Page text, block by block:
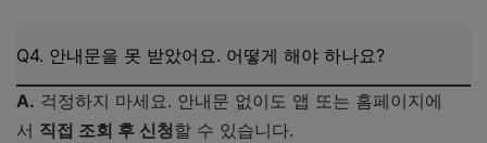
Q4. 안내문을 못 받았어요. 어떻게 해야 하나요?
A. 걱정하지 마세요. 안내문 없이도 앱 또는 홈페이지에
서 직접 조회 후 신청할 수 있습니다.